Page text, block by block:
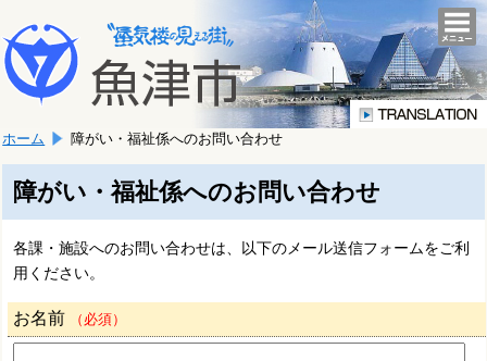
文
へ
移
ま
す。
こ
か
文
で
す。
ホーム 障がい・福祉係へのお問い合わせ
障がい・福祉係へのお問い合わせ
各課・施設へのお問い合わせは、以下のメール送信フォームをご利
用ください。
お名前 （必須）